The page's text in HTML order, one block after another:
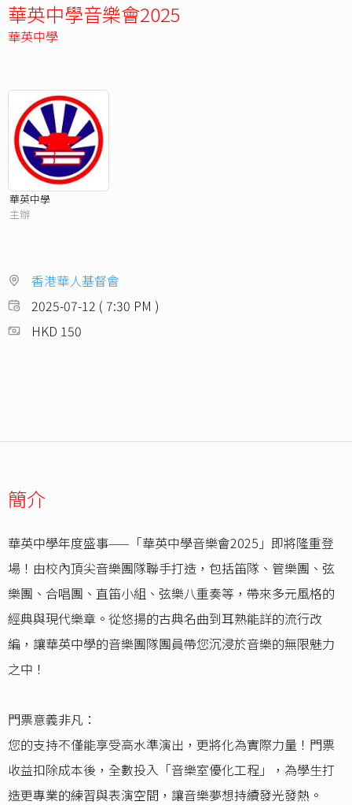
華英中學音樂會2025
華英中學
華英中學
主辦
香港華人基督會
2025-07-12 ( 7:30 PM )
HKD 150
簡介
華英中學年度盛事——「華英中學音樂會2025」即將隆重登
場！由校內頂尖音樂團隊聯手打造，包括笛隊、管樂團、弦
樂團、合唱團、直笛小組、弦樂八重奏等，帶來多元風格的
經典與現代樂章。從悠揚的古典名曲到耳熟能詳的流行改
編，讓華英中學的音樂團隊團員帶您沉浸於音樂的無限魅力
之中！
門票意義非凡：
您的支持不僅能享受高水準演出，更將化為實際力量！門票
收益扣除成本後，全數投入「音樂室優化工程」，為學生打
造更專業的練習與表演空間，讓音樂夢想持續發光發熱。